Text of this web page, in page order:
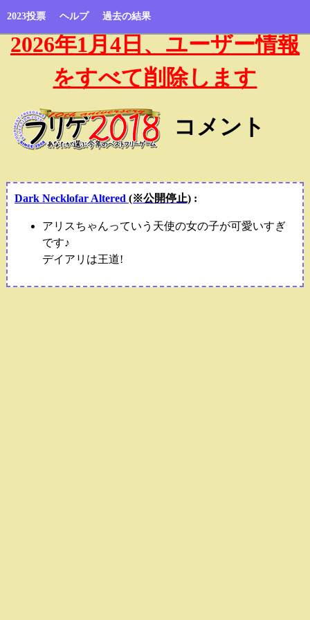
2023投票 ヘルプ 過去の結果
2026年1月4日、ユーザー情報
をすべて削除します
コメント
Dark Necklofar Altered (※公開停止):
アリスちゃんっていう天使の女の子が可愛いすぎ
です♪
デイアリは王道!